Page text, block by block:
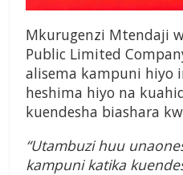
Mkurugenzi Mtendaji
Public Limited
alisema kampuni hiyo
heshima hiyo na
kuendesha biashara
“Utambuzi huu
kampuni katika